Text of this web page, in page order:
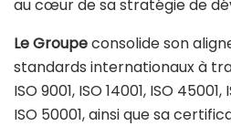
au cœur de sa stratégie de
Le Groupeconsolide son
standards internationaux à
ISO 9001, ISO 14001, ISO
ISO 50001, ainsi que sa